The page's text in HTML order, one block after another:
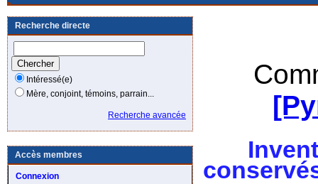
Recherche directe
Intéressé(e)
Mère, conjoint, témoins, parrain...
Recherche avancée
Accès membres
Connexion